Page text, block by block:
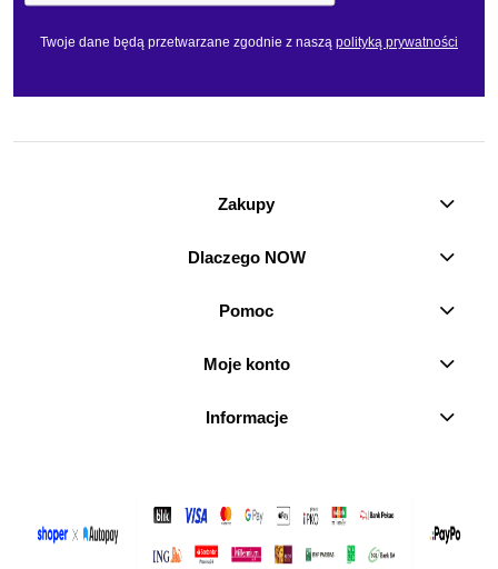
Twoje dane będą przetwarzane zgodnie z naszą polityką prywatności
Zakupy
Dlaczego NOW
Pomoc
Moje konto
Informacje